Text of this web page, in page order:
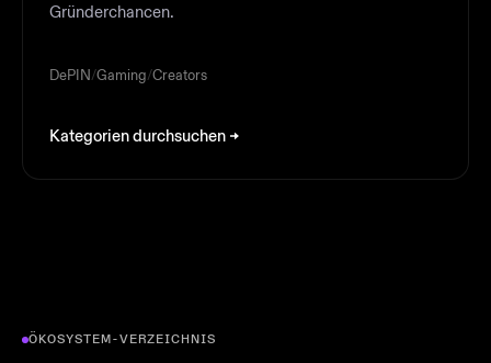
Gründerchancen.
DePIN/Gaming/Creators
Kategorien durchsuchen
ÖKOSYSTEM-VERZEICHNIS